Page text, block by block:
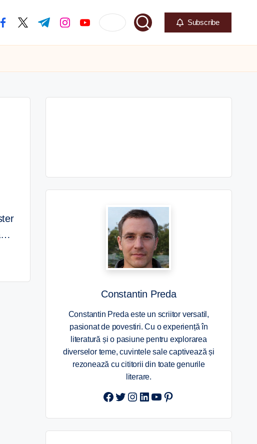
Subscribe
Constantin Preda
Constantin Preda este un scriitor versatil,
pasionat de povestiri. Cu o experiență în
literatură și o pasiune pentru explorarea
diverselor teme, cuvintele sale captivează și
rezonează cu cititorii din toate genurile
literare.
Twitter
Instagram
LinkedIn
YouTube
Pinterest